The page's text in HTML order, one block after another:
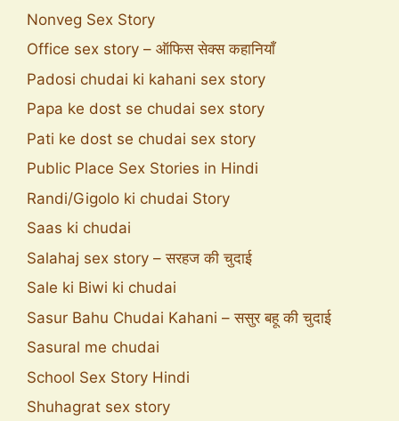
Nonveg Sex Story
Office sex story – ऑफिस सेक्स कहानियाँ
Padosi chudai ki kahani sex story
Papa ke dost se chudai sex story
Pati ke dost se chudai sex story
Public Place Sex Stories in Hindi
Randi/Gigolo ki chudai Story
Saas ki chudai
Salahaj sex story – सरहज की चुदाई
Sale ki Biwi ki chudai
Sasur Bahu Chudai Kahani – ससुर बहू की चुदाई
Sasural me chudai
School Sex Story Hindi
Shuhagrat sex story